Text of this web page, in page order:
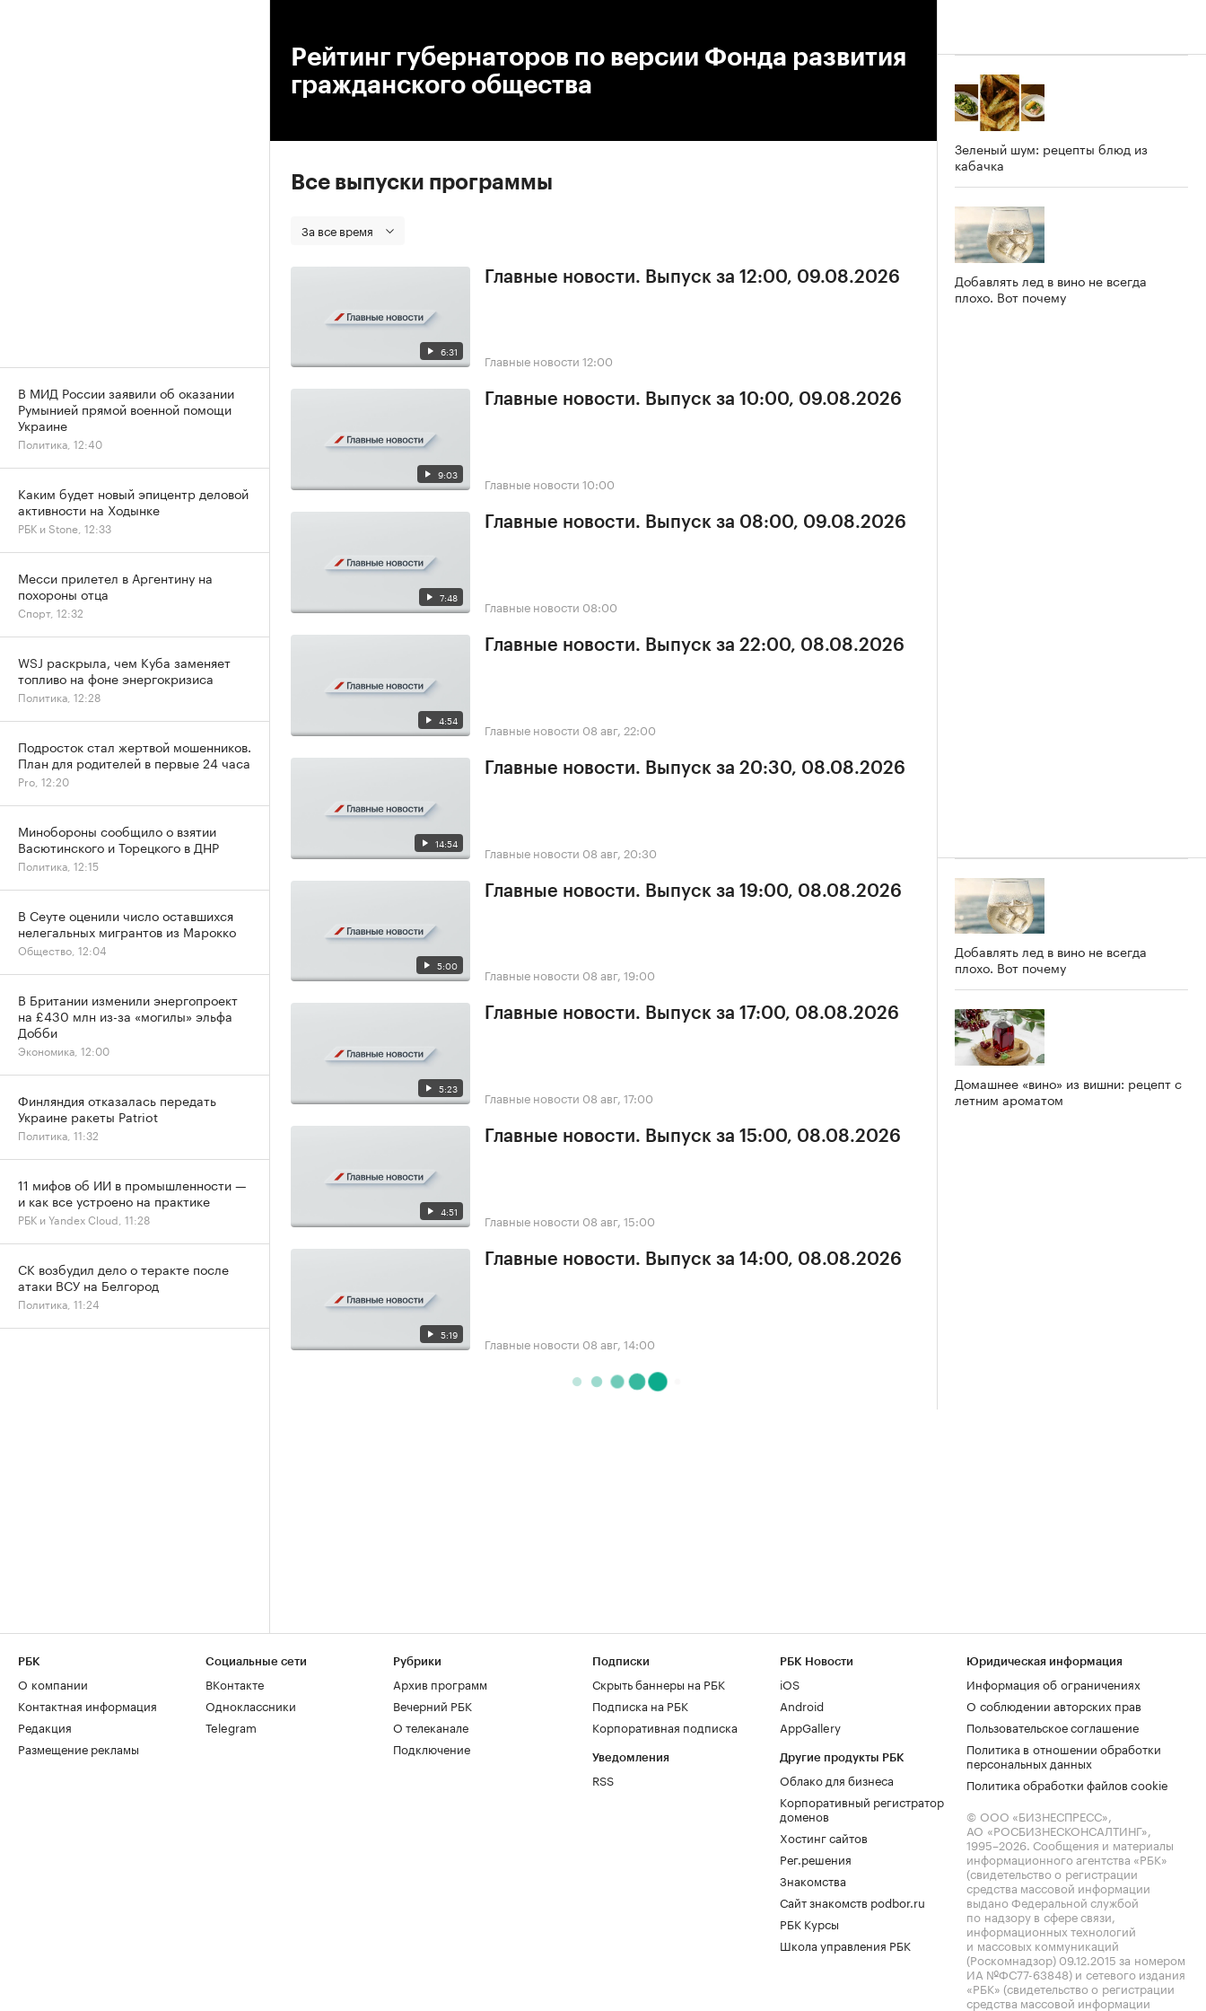
Рейтинг губернаторов по версии Фонда развития
гражданского общества
Все выпуски программы
За все время
6:31
Главные новости. Выпуск за 12:00, 09.08.2026
Главные новости 12:00
9:03
Главные новости. Выпуск за 10:00, 09.08.2026
Главные новости 10:00
7:48
Главные новости. Выпуск за 08:00, 09.08.2026
Главные новости 08:00
4:54
Главные новости. Выпуск за 22:00, 08.08.2026
Главные новости 08 авг, 22:00
14:54
Главные новости. Выпуск за 20:30, 08.08.2026
Главные новости 08 авг, 20:30
5:00
Главные новости. Выпуск за 19:00, 08.08.2026
Главные новости 08 авг, 19:00
5:23
Главные новости. Выпуск за 17:00, 08.08.2026
Главные новости 08 авг, 17:00
4:51
Главные новости. Выпуск за 15:00, 08.08.2026
Главные новости 08 авг, 15:00
5:19
Главные новости. Выпуск за 14:00, 08.08.2026
Главные новости 08 авг, 14:00
Зеленый шум: рецепты блюд из
кабачка
Добавлять лед в вино не всегда
плохо. Вот почему
Добавлять лед в вино не всегда
плохо. Вот почему
Домашнее «вино» из вишни: рецепт с
летним ароматом
В МИД России заявили об оказании
Румынией прямой военной помощи
Украине
Политика, 12:40
Каким будет новый эпицентр деловой
активности на Ходынке
РБК и Stone, 12:33
Месси прилетел в Аргентину на
похороны отца
Спорт, 12:32
WSJ раскрыла, чем Куба заменяет
топливо на фоне энергокризиса
Политика, 12:28
Подросток стал жертвой мошенников.
План для родителей в первые 24 часа
Pro, 12:20
Минобороны сообщило о взятии
Васютинского и Торецкого в ДНР
Политика, 12:15
В Сеуте оценили число оставшихся
нелегальных мигрантов из Марокко
Общество, 12:04
В Британии изменили энергопроект
на £430 млн из-за «могилы» эльфа
Добби
Экономика, 12:00
Финляндия отказалась передать
Украине ракеты Patriot
Политика, 11:32
11 мифов об ИИ в промышленности —
и как все устроено на практике
РБК и Yandex Cloud, 11:28
СК возбудил дело о теракте после
атаки ВСУ на Белгород
Политика, 11:24
РБК
О компании
Контактная информация
Редакция
Размещение рекламы
Социальные сети
ВКонтакте
Одноклассники
Telegram
Рубрики
Архив программ
Вечерний РБК
О телеканале
Подключение
Подписки
Скрыть баннеры на РБК
Подписка на РБК
Корпоративная подписка
Уведомления
RSS
РБК Новости
iOS
Android
AppGallery
Другие продукты РБК
Облако для бизнеса
Корпоративный регистратор
доменов
Хостинг сайтов
Рег.решения
Знакомства
Сайт знакомств podbor.ru
РБК Курсы
Школа управления РБК
Юридическая информация
Информация об ограничениях
О соблюдении авторских прав
Пользовательское соглашение
Политика в отношении обработки
персональных данных
Политика обработки файлов cookie
© ООО «БИЗНЕСПРЕСС»,
АО «РОСБИЗНЕСКОНСАЛТИНГ»,
1995–2026. Сообщения и материалы
информационного агентства «РБК»
(свидетельство о регистрации
средства массовой информации
выдано Федеральной службой
по надзору в сфере связи,
информационных технологий
и массовых коммуникаций
(Роскомнадзор) 09.12.2015 за номером
ИА №ФС77-63848) и сетевого издания
«РБК» (свидетельство о регистрации
средства массовой информации